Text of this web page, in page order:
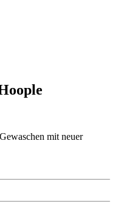
mit neuer